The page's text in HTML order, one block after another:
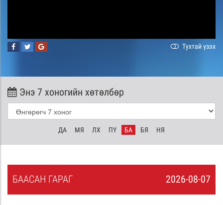
Тухтай үзэх
Энэ 7 хоногийн хөтөлбөр
ДА МЯ ЛХ ПҮ БА БЯ НЯ
2026-08-07
БААСАН ГАРАГ